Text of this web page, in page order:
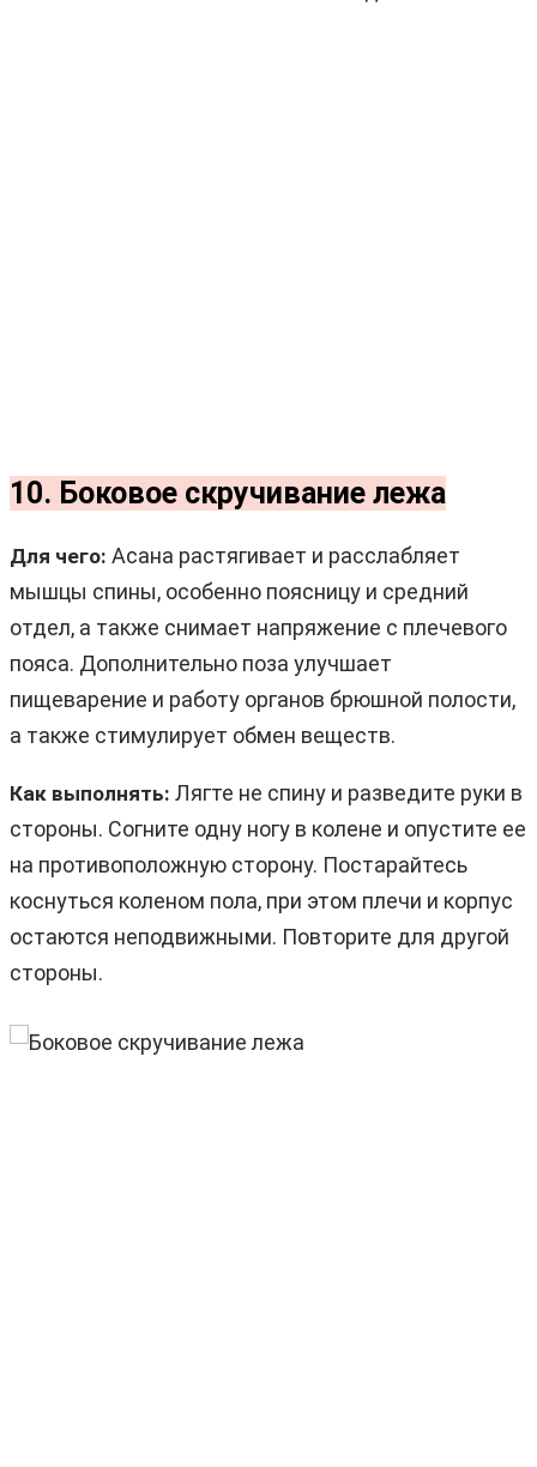
10. Боковое скручивание лежа
Для чего: Асана растягивает и расслабляет
мышцы спины, особенно поясницу и средний
отдел, а также снимает напряжение с плечевого
пояса. Дополнительно поза улучшает
пищеварение и работу органов брюшной полости,
а также стимулирует обмен веществ.
Как выполнять: Лягте не спину и разведите руки в
стороны. Согните одну ногу в колене и опустите ее
на противоположную сторону. Постарайтесь
коснуться коленом пола, при этом плечи и корпус
остаются неподвижными. Повторите для другой
стороны.